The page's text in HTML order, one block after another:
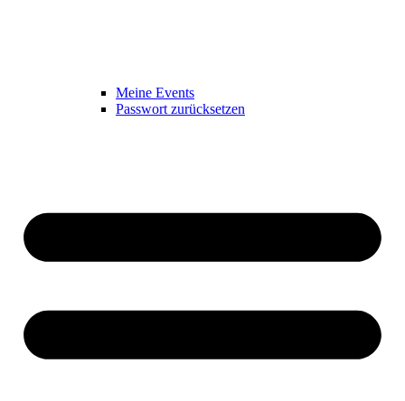
Meine Events
Passwort zurücksetzen